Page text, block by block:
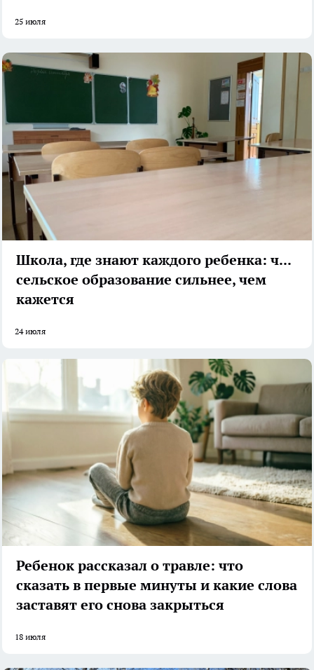
25 июля
Школа, где знают каждого ребенка: чем
сельское образование сильнее, чем
кажется
24 июля
Ребенок рассказал о травле: что
сказать в первые минуты и какие слова
заставят его снова закрыться
18 июля